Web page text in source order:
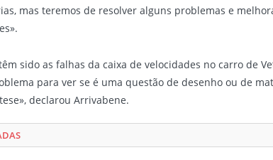
mas teremos de resolver alguns problemas e
sido as falhas da caixa de velocidades no carro de
para ver se é uma questão de desenho ou de
declarou Arrivabene.